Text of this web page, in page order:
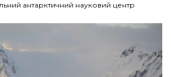
антарктичний науковий центр